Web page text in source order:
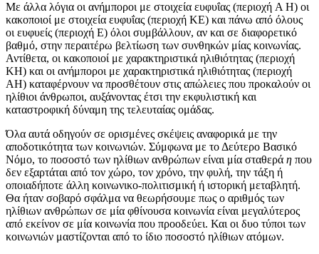
Με άλλα λόγια οι ανήμποροι με στοιχεία ευφυΐας (περιοχή A H) οι
κακοποιοί με στοιχεία ευφυΐας (περιοχή ΚΕ) και πάνω από όλους
οι ευφυείς (περιοχή Ε) όλοι συμβάλλουν, αν και σε διαφορετικό
βαθμό, στην περαιτέρω βελτίωση των συνθηκών μίας κοινωνίας.
Αντίθετα, οι κακοποιοί με χαρακτηριστικά ηλιθιότητας (περιοχή
ΚH) και οι ανήμποροι με χαρακτηριστικά ηλιθιότητας (περιοχή
ΑH) καταφέρνουν να προσθέτουν στις απώλειες που προκαλούν οι
ηλίθιοι άνθρωποι, αυξάνοντας έτσι την εκφυλιστική και
καταστροφική δύναμη της τελευταίας ομάδας.
Όλα αυτά οδηγούν σε ορισμένες σκέψεις αναφορικά με την
αποδοτικότητα των κοινωνιών. Σύμφωνα με το Δεύτερο Βασικό
Νόμο, το ποσοστό των ηλίθιων ανθρώπων είναι μία σταθερά η που
δεν εξαρτάται από τον χώρο, τον χρόνο, την φυλή, την τάξη ή
οποιαδήποτε άλλη κοινωνικο-πολιτισμική ή ιστορική μεταβλητή.
Θα ήταν σοβαρό σφάλμα να θεωρήσουμε πως ο αριθμός των
ηλίθιων ανθρώπων σε μία φθίνουσα κοινωνία είναι μεγαλύτερος
από εκείνον σε μία κοινωνία που προοδεύει. Και οι δυο τύποι των
κοινωνιών μαστίζονται από το ίδιο ποσοστό ηλίθιων ατόμων.